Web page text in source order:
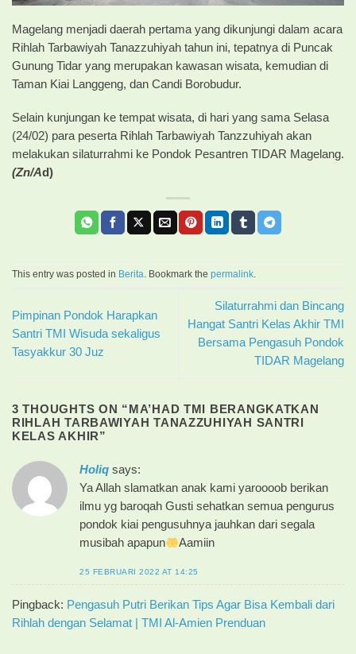
Magelang menjadi daerah pertama yang dikunjungi dalam acara
Rihlah Tarbawiyah Tanazzuhiyah tahun ini, tepatnya di Puncak
Gunung Tidar yang merupakan kawasan wisata, kemudian di
Taman Kiai Langgeng, dan Candi Borobudur.
Selain kunjungan ke tempat wisata, di hari yang sama Selasa
(24/02) para peserta Rihlah Tarbawiyah Tanzzuhiyah akan
melakukan silaturrahmi ke Pondok Pesantren TIDAR Magelang.
(Zn/Ad)
This entry was posted in Berita . Bookmark the permalink
Pimpinan Pondok Harapkan
Santri TMI Wisuda sekaligus
Tasyakkur 30 Juz
Silaturrahmi dan Bincang
Hangat Santri Kelas Akhir TMI
Bersama Pengasuh Pondok
TIDAR Magelang
3 THOUGHTS ON “ MA’HAD TMI BERANGKATKAN
RIHLAH TARBAWIYAH TANAZZUHIYAH SANTRI
KELAS AKHIR”
Holiq says:
Ya Allah slamatkan anak kami yaroooob berikan
ilmu yg baroqah Gusti sehatkan semua pengurus
pondok kiai pengusuhnya jauhkan dari segala
musibah apapun
Aamiin
25 FEBRUARI 2022 AT 14:25
Pingback: Pengasuh Putri Berikan Tips Agar Bisa Kembali dari
Rihlah dengan Selamat | TMI Al-Amien Prenduan